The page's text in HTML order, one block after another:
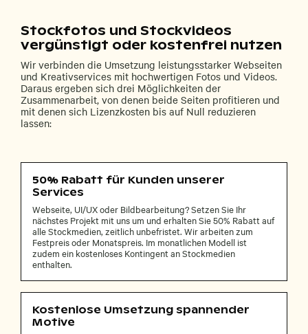
Stockfotos und Stockvideos
vergünstigt oder kostenfrei nutzen
Wir verbinden die Umsetzung leistungsstarker Webseiten
und Kreativservices mit hochwertigen Fotos und Videos.
Daraus ergeben sich drei Möglichkeiten der
Zusammenarbeit, von denen beide Seiten profitieren und
mit denen sich Lizenzkosten bis auf Null reduzieren
lassen:
50% Rabatt für Kunden unserer
Services
Webseite, UI/UX oder Bildbearbeitung? Setzen Sie Ihr
nächstes Projekt mit uns um und erhalten Sie 50% Rabatt auf
alle Stockmedien, zeitlich unbefristet. Wir arbeiten zum
Festpreis oder Monatspreis. Im monatlichen Modell ist
zudem ein kostenloses Kontingent an Stockmedien
enthalten.
Kostenlose Umsetzung spannender
Motive